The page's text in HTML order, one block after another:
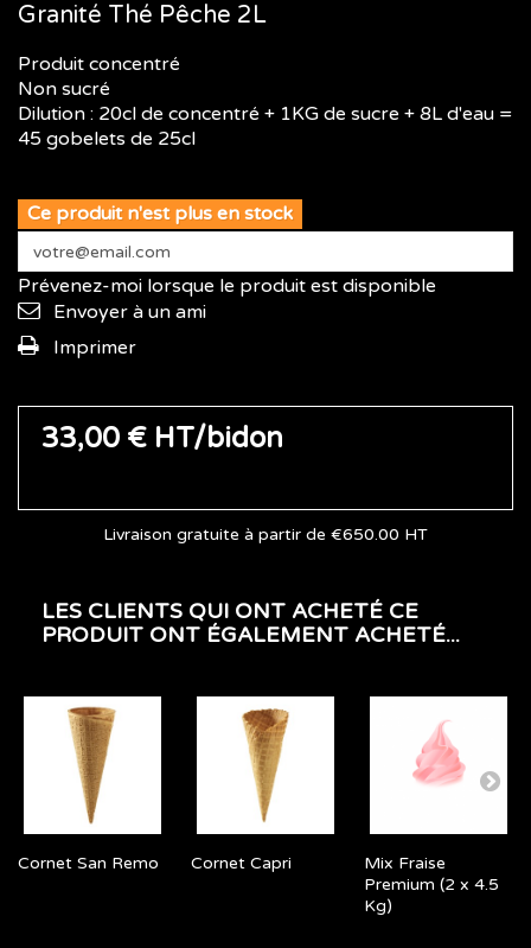
Granité Thé Pêche 2L
Produit concentré
Non sucré
Dilution : 20cl de concentré + 1KG de sucre + 8L d'eau =
45 gobelets de 25cl
Ce produit n'est plus en stock
Prévenez-moi lorsque le produit est disponible
Envoyer à un ami
Imprimer
33,00 € HT/bidon
Livraison gratuite à partir de €650.00 HT
LES CLIENTS QUI ONT ACHETÉ CE
PRODUIT ONT ÉGALEMENT ACHETÉ...
Cornet San Remo Cornet Capri
Mix Fraise
Premium (2 x 4.5
Kg)